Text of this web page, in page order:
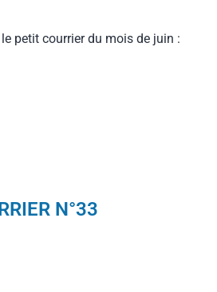
petit courrier du mois de juin :
N°33